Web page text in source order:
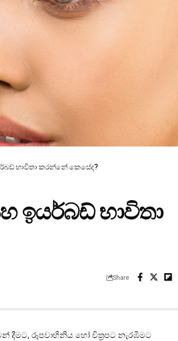
භාවිතා කරන්නේ කෙසේද?
භාවිතා
Share
රූපවාහිනිය හෝ චිත්‍රපට නැරඹීමට